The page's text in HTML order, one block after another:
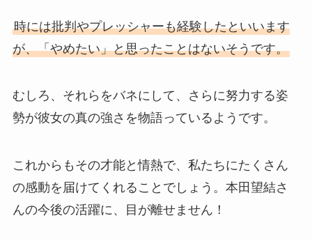
時には批判やプレッシャーも経験したといいます
が、「やめたい」と思ったことはないそうです。
むしろ、それらをバネにして、さらに努力する姿
勢が彼女の真の強さを物語っているようです。
これからもその才能と情熱で、私たちにたくさん
の感動を届けてくれることでしょう。本田望結さ
んの今後の活躍に、目が離せません！